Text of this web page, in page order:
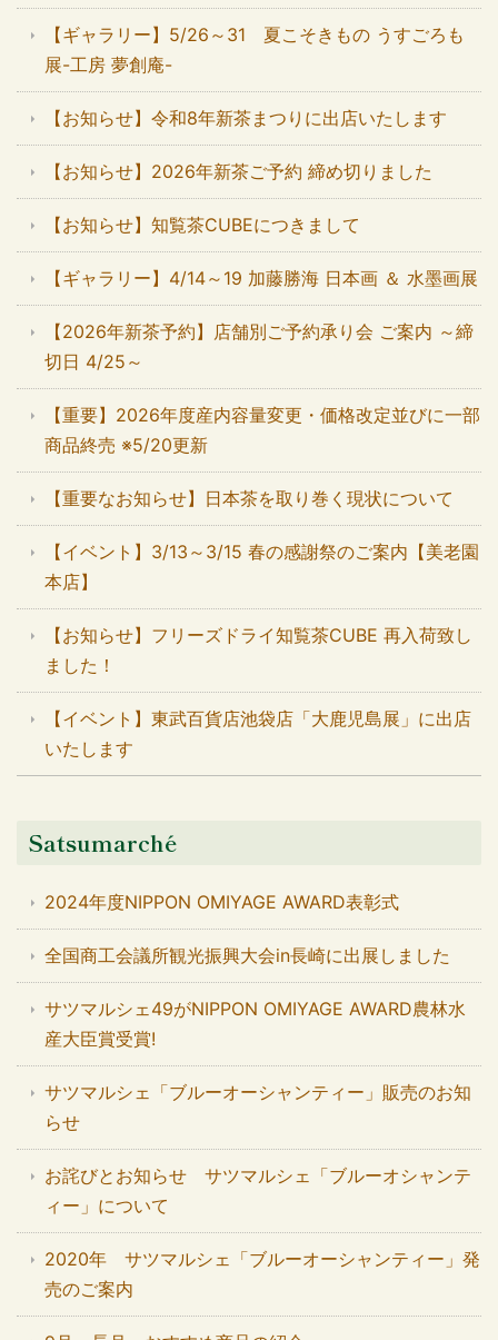
【ギャラリー】5/26～31 夏こそきもの うすごろも
展-工房 夢創庵-
【お知らせ】令和8年新茶まつりに出店いたします
【お知らせ】2026年新茶ご予約 締め切りました
【お知らせ】知覧茶CUBEにつきまして
【ギャラリー】4/14～19 加藤勝海 日本画 ＆ 水墨画展
【2026年新茶予約】店舗別ご予約承り会 ご案内 ～締
切日 4/25～
【重要】2026年度産内容量変更・価格改定並びに一部
商品終売 ※5/20更新
【重要なお知らせ】日本茶を取り巻く現状について
【イベント】3/13～3/15 春の感謝祭のご案内【美老園
本店】
【お知らせ】フリーズドライ知覧茶CUBE 再入荷致し
ました！
【イベント】東武百貨店池袋店「大鹿児島展」に出店
いたします
Satsumarché
2024年度NIPPON OMIYAGE AWARD表彰式
全国商工会議所観光振興大会in長崎に出展しました
サツマルシェ49がNIPPON OMIYAGE AWARD農林水
産大臣賞受賞!
サツマルシェ「ブルーオーシャンティー」販売のお知
らせ
お詫びとお知らせ サツマルシェ「ブルーオシャンテ
ィー」について
2020年 サツマルシェ「ブルーオーシャンティー」発
売のご案内